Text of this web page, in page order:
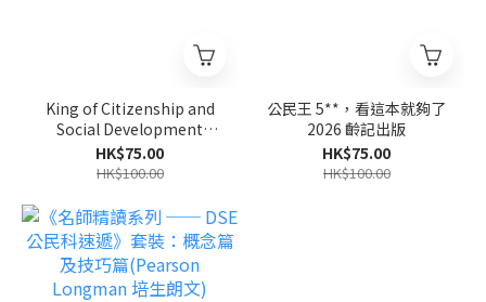
King of Citizenship and
Social Development
2026齡記出版
HK$75.00
HK$100.00
公民王 5**，看這本就夠了
2026 齡記出版
HK$75.00
HK$100.00